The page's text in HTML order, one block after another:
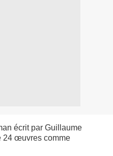
écrit par Guillaume
24 œuvres comme